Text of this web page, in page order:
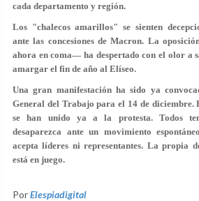
cada departamento y región.
Los "chalecos amarillos" se sienten
ante las concesiones de Macron. La
ahora en coma— ha despertado con el olor a
amargar el fin de año al Elíseo.
Una gran manifestación ha sido ya
General del Trabajo para el 14 de diciembre.
se han unido ya a la protesta. Todos
desaparezca ante un movimiento
acepta líderes ni representantes. La propia
está en juego.
PorElespiadigital